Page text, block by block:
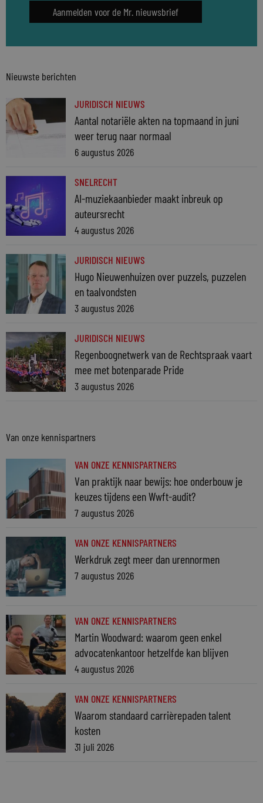
Aanmelden voor de Mr. nieuwsbrief
Nieuwste berichten
JURIDISCH NIEUWS
Aantal notariële akten na topmaand in juni
weer terug naar normaal
6 augustus 2026
SNELRECHT
AI-muziekaanbieder maakt inbreuk op
auteursrecht
4 augustus 2026
JURIDISCH NIEUWS
Hugo Nieuwenhuizen over puzzels, puzzelen
en taalvondsten
3 augustus 2026
JURIDISCH NIEUWS
Regenboognetwerk van de Rechtspraak vaart
mee met botenparade Pride
3 augustus 2026
Van onze kennispartners
VAN ONZE KENNISPARTNERS
Van praktijk naar bewijs: hoe onderbouw je
keuzes tijdens een Wwft-audit?
7 augustus 2026
VAN ONZE KENNISPARTNERS
Werkdruk zegt meer dan urennormen
7 augustus 2026
VAN ONZE KENNISPARTNERS
Martin Woodward: waarom geen enkel
advocatenkantoor hetzelfde kan blijven
4 augustus 2026
VAN ONZE KENNISPARTNERS
Waarom standaard carrièrepaden talent
kosten
31 juli 2026